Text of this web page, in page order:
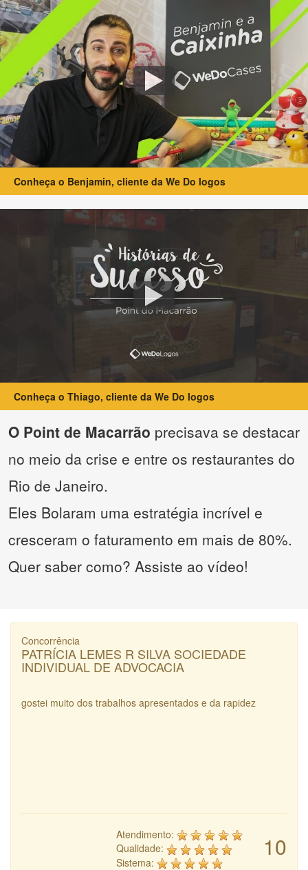
Conheça o Benjamin, cliente da We Do logos
Conheça o Thiago, cliente da We Do logos
O Point de Macarrão precisava se destacar
no meio da crise e entre os restaurantes do
Rio de Janeiro.
Eles Bolaram uma estratégia incrível e
cresceram o faturamento em mais de 80%.
Quer saber como? Assiste ao vídeo!
Concorrência
PATRÍCIA LEMES R SILVA SOCIEDADE
INDIVIDUAL DE ADVOCACIA
gostei muito dos trabalhos apresentados e da rapidez
10
Atendimento:
Qualidade:
Sistema: